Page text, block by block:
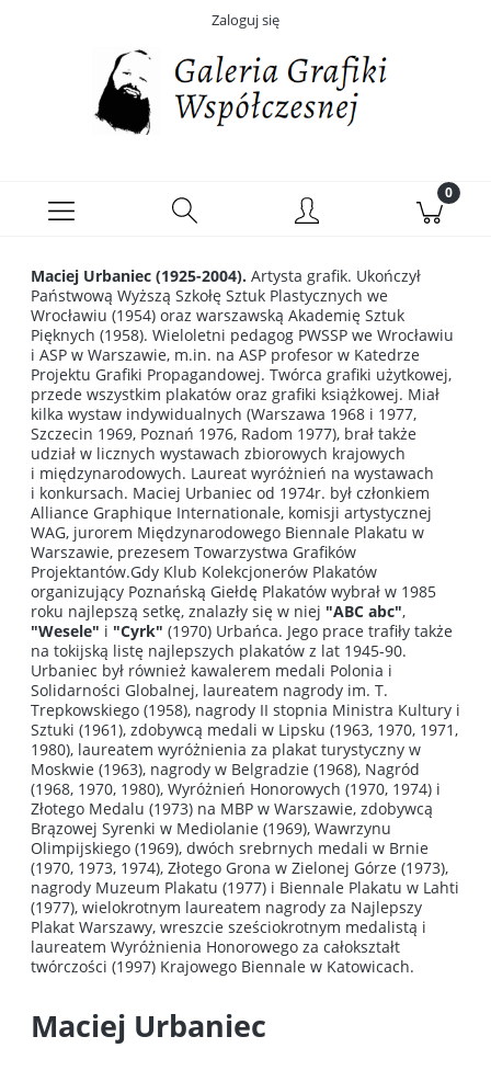
Zaloguj się
Maciej Urbaniec (1925-2004). Artysta grafik. Ukończył
Państwową Wyższą Szkołę Sztuk Plastycznych we
Wrocławiu (1954) oraz warszawską Akademię Sztuk
Pięknych (1958). Wieloletni pedagog PWSSP we Wrocławiu
i ASP w Warszawie, m.in. na ASP profesor w Katedrze
Projektu Grafiki Propagandowej. Twórca grafiki użytkowej,
przede wszystkim plakatów oraz grafiki książkowej. Miał
kilka wystaw indywidualnych (Warszawa 1968 i 1977,
Szczecin 1969, Poznań 1976, Radom 1977), brał także
udział w licznych wystawach zbiorowych krajowych
i międzynarodowych. Laureat wyróżnień na wystawach
i konkursach. Maciej Urbaniec od 1974r. był członkiem
Alliance Graphique Internationale, komisji artystycznej
WAG, jurorem Międzynarodowego Biennale Plakatu w
Warszawie, prezesem Towarzystwa Grafików
Projektantów.Gdy Klub Kolekcjonerów Plakatów
organizujący Poznańską Giełdę Plakatów wybrał w 1985
roku najlepszą setkę, znalazły się w niej "ABC abc",
"Wesele" i "Cyrk" (1970) Urbańca. Jego prace trafiły także
na tokijską listę najlepszych plakatów z lat 1945-90.
Urbaniec był również kawalerem medali Polonia i
Solidarności Globalnej, laureatem nagrody im. T.
Trepkowskiego (1958), nagrody II stopnia Ministra Kultury i
Sztuki (1961), zdobywcą medali w Lipsku (1963, 1970, 1971,
1980), laureatem wyróżnienia za plakat turystyczny w
Moskwie (1963), nagrody w Belgradzie (1968), Nagród
(1968, 1970, 1980), Wyróżnień Honorowych (1970, 1974) i
Złotego Medalu (1973) na MBP w Warszawie, zdobywcą
Brązowej Syrenki w Mediolanie (1969), Wawrzynu
Olimpijskiego (1969), dwóch srebrnych medali w Brnie
(1970, 1973, 1974), Złotego Grona w Zielonej Górze (1973),
nagrody Muzeum Plakatu (1977) i Biennale Plakatu w Lahti
(1977), wielokrotnym laureatem nagrody za Najlepszy
Plakat Warszawy, wreszcie sześciokrotnym medalistą i
laureatem Wyróżnienia Honorowego za całokształt
twórczości (1997) Krajowego Biennale w Katowicach.
Maciej Urbaniec